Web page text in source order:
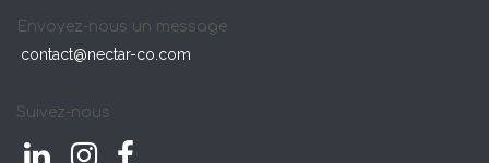
Envoyez-nous un message
contact@nectar-co.com
Suivez-nous